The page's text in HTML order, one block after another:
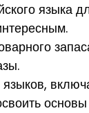
языка